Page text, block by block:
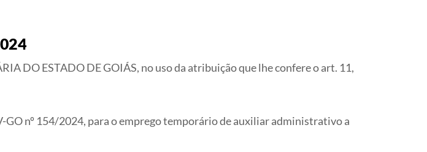
DO ESTADO DE GOIÁS, no uso da atribuição que lhe confere o art. 11,
nº 154/2024, para o emprego temporário de auxiliar administrativo a